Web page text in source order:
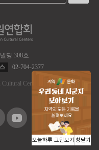
딩 308호
02-704-2377
Centers.
ALL RIGHT RES
오늘하루 그만보기 창닫기